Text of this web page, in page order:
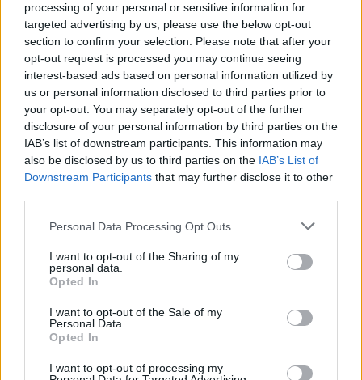
processing of your personal or sensitive information for
targeted advertising by us, please use the below opt-out
section to confirm your selection. Please note that after your
opt-out request is processed you may continue seeing
interest-based ads based on personal information utilized by
us or personal information disclosed to third parties prior to
your opt-out. You may separately opt-out of the further
disclosure of your personal information by third parties on the
IAB’s list of downstream participants. This information may
also be disclosed by us to third parties on the IAB’s List of
Downstream Participants that may further disclose it to other
Personal Data Processing Opt Outs
I want to opt-out of the Sharing of my
personal data.
Opted In
I want to opt-out of the Sale of my
Personal Data.
Opted In
I want to opt-out of processing my
Πόνο όμως βαθύ αισθάνεται και η ακλόνητη
Κυβέλη και θα δούμε μετά την κηδεία να κάνει
έναν πιο προσωπικό αποχαιρετισμό με αγάπη
αυτή τη φορά στη γυναίκα που κάποτε υπήρξε
η ερωμένη του συζύγου της.
Υπάρχει όμως και μία ακόμη καθοριστική
σκηνή που θα μας απασχολήσει για αρκετά
επεισόδια.
Ο Χατζημήτρος (Γιάννης
Στάνκογλου)αντιμετωπίζει ευθέως τον μέχρι
Βασιλώτος)που τον κατηγορεί για τον κρυφό